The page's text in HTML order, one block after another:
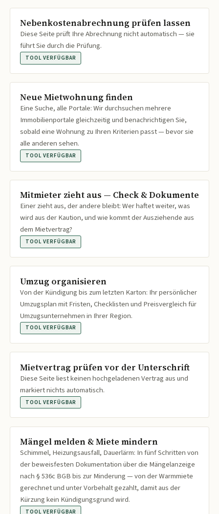
Nebenkostenabrechnung prüfen lassen
Diese Seite prüft Ihre Abrechnung nicht automatisch — sie
führt Sie durch die Prüfung.
TOOL VERFÜGBAR
Neue Mietwohnung finden
Eine Suche, alle Portale: Wir durchsuchen mehrere
Immobilienportale gleichzeitig und benachrichtigen Sie,
sobald eine Wohnung zu Ihren Kriterien passt — bevor sie
alle anderen sehen.
TOOL VERFÜGBAR
Mitmieter zieht aus — Check & Dokumente
Einer zieht aus, der andere bleibt: Wer haftet weiter, was
wird aus der Kaution, und wie kommt der Ausziehende aus
dem Mietvertrag?
TOOL VERFÜGBAR
Umzug organisieren
Von der Kündigung bis zum letzten Karton: Ihr persönlicher
Umzugsplan mit Fristen, Checklisten und Preisvergleich für
Umzugsunternehmen in Ihrer Region.
TOOL VERFÜGBAR
Mietvertrag prüfen vor der Unterschrift
Diese Seite liest keinen hochgeladenen Vertrag aus und
markiert nichts automatisch.
TOOL VERFÜGBAR
Mängel melden & Miete mindern
Schimmel, Heizungsausfall, Dauerlärm: In fünf Schritten von
der beweisfesten Dokumentation über die Mängelanzeige
nach § 536c BGB bis zur Minderung — von der Warmmiete
gerechnet und unter Vorbehalt gezahlt, damit aus der
Kürzung kein Kündigungsgrund wird.
TOOL VERFÜGBAR